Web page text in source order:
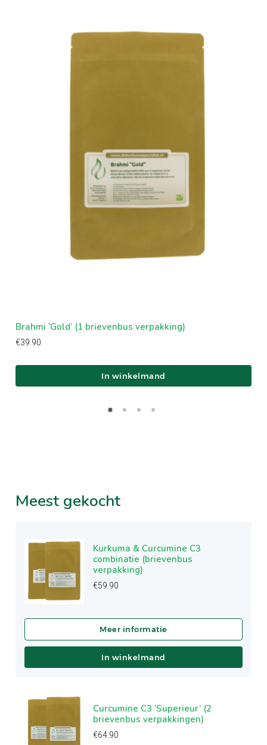
Meest gekocht
Kurkuma & Curcumine C3
combinatie (brievenbus
verpakking)
€59.90
In winkelmand
Curcumine C3 ‘Superieur’ (2
brievenbus verpakkingen)
€64.90
In winkelwagen
Brahmi ‘Gold’ (1 brievenbus verpakking)
€39.90
In winkelmand